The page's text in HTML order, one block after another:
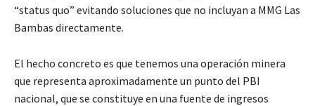
“status quo” evitando soluciones que no incluyan a MMG Las
Bambas directamente.
El hecho concreto es que tenemos una operación minera
que representa aproximadamente un punto del PBI
nacional, que se constituye en una fuente de ingresos